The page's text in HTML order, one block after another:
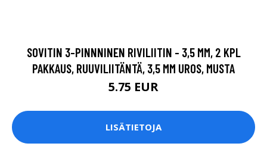
SOVITIN 3-PINNNINEN RIVILIITIN - 3,5 MM, 2 KPL
PAKKAUS, RUUVILIITÄNTÄ, 3,5 MM UROS, MUSTA
5.75 EUR
LISÄTIETOJA